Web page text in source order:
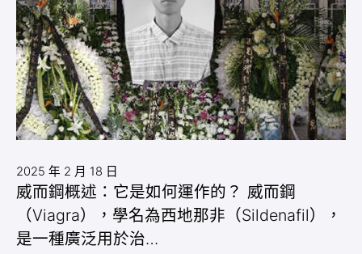
2025 年 2 月 18 日
威而鋼概述：它是如何運作的？ 威而鋼
（Viagra），學名為西地那非（Sildenafil），
是一種廣泛用於治…